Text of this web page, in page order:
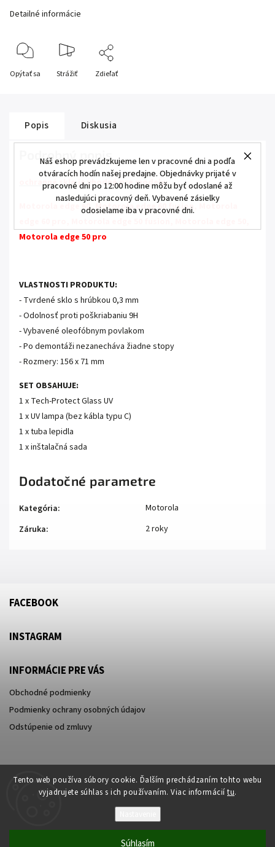
Tento web používa súbory cookie. Ďalším prechádzaním tohto webu
vyjadrujete súhlas s ich používaním. Viac informácií tu.
Súhlasím
Náš eshop prevádzkujeme len v pracovné dni a podľa
otváracích hodín našej predajne. Objednávky prijaté v
pracovné dni po 12:00 hodine môžu byť odoslané až
nasledujúci pracovný deň. Vybavené zásielky
odosielame iba v pracovné dni.
Detailné informácie
Opýtať sa Strážiť Zdieľať
Popis Diskusia
Podrobný popis
ochranné sklo je vhodné pre modely:
Motorola edge 60, Motorola edge 60 fusion, Motorola
Motorola edge 50 pro
VLASTNOSTI PRODUKTU:
- Tvrdené sklo s hrúbkou 0,3 mm
- Odolnosť proti poškriabaniu 9H
- Vybavené oleofóbnym povlakom
- Po demontáži nezanecháva žiadne stopy
- Rozmery: 156 x 71 mm
SET OBSAHUJE:
1 x Tech-ProtectGlass UV
1 x UV lampa (bez kábla typu C)
1 x tuba lepidla
1 x inštalačná sada
Dodatočné parametre
Kategória:
Motorola
Záruka: 2 roky
FACEBOOK
INSTAGRAM
INFORMÁCIE PRE VÁS
Obchodné podmienky
Podmienky ochrany osobných údajov
Odstúpenie od zmluvy